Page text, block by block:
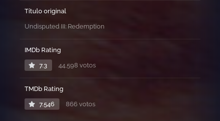
Título original
Undisputed III: Redemption
IMDb Rating
7.3 44,598 votos
TMDb Rating
7.546 866 votos